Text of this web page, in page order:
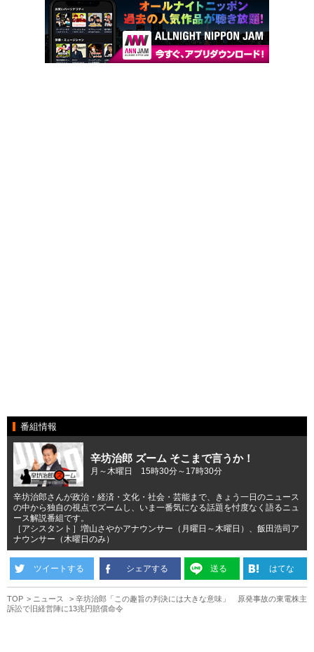
番組情報
辛坊治郎 ズーム そこまで言うか！
月～木曜日 15時30分～17時30分
辛坊治郎さんが政治・経済・文化・社会・芸能まで、きょう一日のニュース
の中から独自の視点でズームし、いま一番気になる話題を忖度なく語るニュ
ース解説番組です。
［アシスタント］増山さやかアナウンサー（月曜日～木曜日）、飯田浩司ア
ナウンサー（木曜日のみ）
ツイートする シェアする 送る はてな
TOP ニュース
辛坊治郎「この趣旨の判決には大きな意味」 原発事故の東電株主
訴訟で旧経営陣に13兆円賠償命令